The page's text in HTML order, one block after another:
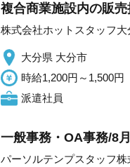
複合商業施設内の販
株式会社ホットスタッフ大
大分県 大分市
時給1,200円～1,500円
派遣社員
一般事務・OA事務/8
パーソルテンプスタッフ株